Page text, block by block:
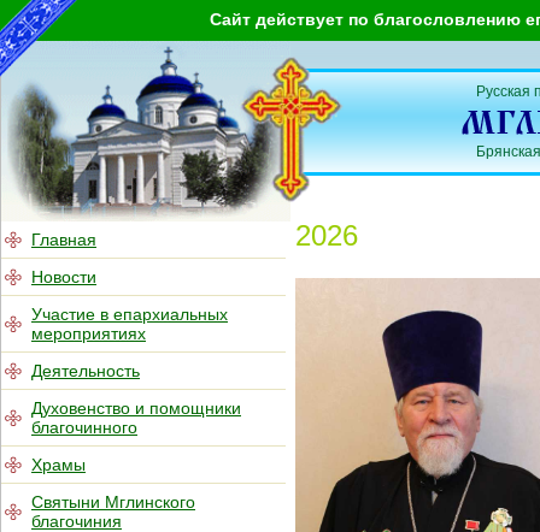
Сайт действует по благословлению
Главная
Новости
Участие в епархиальных
мероприятиях
Деятельность
Духовенство и помощники
благочинного
Храмы
Святыни Мглинского
благочиния
Русская
2026